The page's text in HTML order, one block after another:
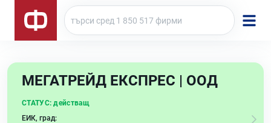
МЕГАТРЕЙД ЕКСПРЕС | ООД
СТАТУС: действащ
ЕИК, град: